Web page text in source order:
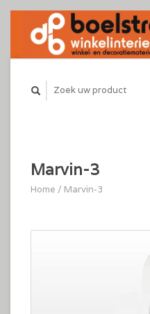
Marvin-3
Home / Marvin-3